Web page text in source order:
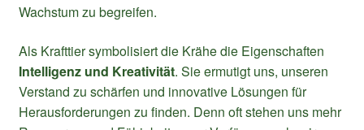
Wachstum zu begreifen.
Als Krafttier symbolisiert die Krähe die Eigenschaften
Intelligenz und Kreativität. Sie ermutigt uns, unseren
Verstand zu schärfen und innovative Lösungen für
Herausforderungen zu finden. Denn oft stehen uns mehr